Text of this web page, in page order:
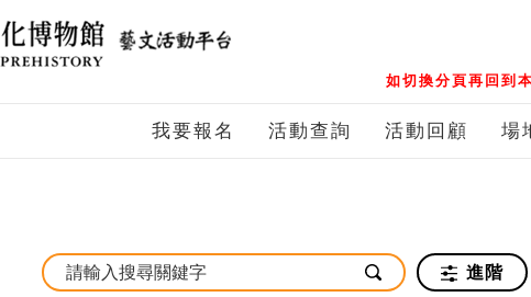
如切換分頁再回到
我要報名 活動查詢 活動回顧 場
進階